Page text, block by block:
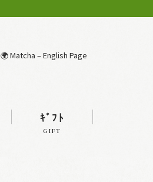
🌍 Matcha – English Page
ｷﾞﾌﾄ
GIFT